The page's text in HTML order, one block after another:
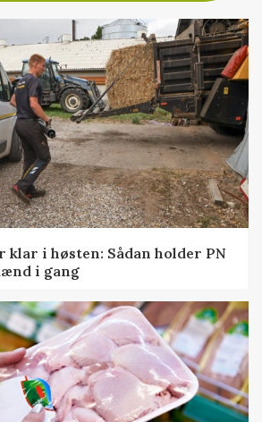
klar i høsten: Sådan holder PN
i gang